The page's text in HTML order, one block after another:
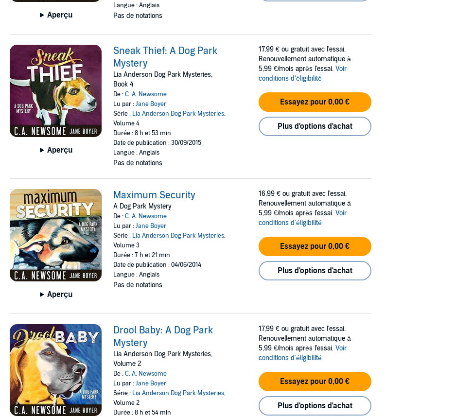
Aperçu
Langue : Anglais
Pas de notations
Aperçu
Sneak Thief: A Dog Park
Mystery
Lia Anderson Dog Park Mysteries,
Book 4
De :C. A. Newsome
Lu par :Jane Boyer
Série : Lia Anderson Dog Park Mysteries,
Volume 4
Durée : 8 h et 53 min
Date de publication : 30/09/2015
Langue : Anglais
Pas de notations
17,99 € ou gratuit avec l'essai.
Renouvellement automatique à
5,99 €/mois après l'essai. Voir
conditions d'éligibilité
Essayez pour 0,00 €
Plus d'options d'achat
Aperçu
Maximum Security
A Dog Park Mystery
De :C. A. Newsome
Lu par :Jane Boyer
Série : Lia Anderson Dog Park Mysteries,
Volume 3
Durée : 7 h et 21 min
Date de publication : 04/06/2014
Langue : Anglais
Pas de notations
16,99 € ou gratuit avec l'essai.
Renouvellement automatique à
5,99 €/mois après l'essai. Voir
conditions d'éligibilité
Essayez pour 0,00 €
Plus d'options d'achat
Drool Baby: A Dog Park
Mystery
Lia Anderson Dog Park Mysteries,
Volume 2
De :C. A. Newsome
Lu par :Jane Boyer
Série : Lia Anderson Dog Park Mysteries,
Volume 2
Durée : 8 h et 54 min
17,99 € ou gratuit avec l'essai.
Renouvellement automatique à
5,99 €/mois après l'essai. Voir
conditions d'éligibilité
Essayez pour 0,00 €
Plus d'options d'achat